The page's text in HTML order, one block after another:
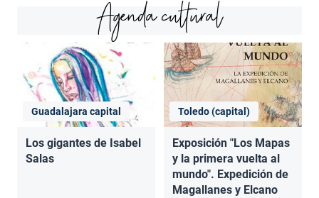
Agenda cultural
Guadalajara capital
Los gigantes de Isabel
Salas
Toledo (capital)
Exposición "Los Mapas
y la primera vuelta al
mundo". Expedición de
Magallanes y Elcano